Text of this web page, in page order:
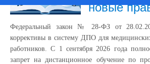
новые
Федеральный закон № 28-ФЗ от
коррективы в систему ДПО для
работников. С 1 сентября 2026 года
запрет на дистанционное обучение по